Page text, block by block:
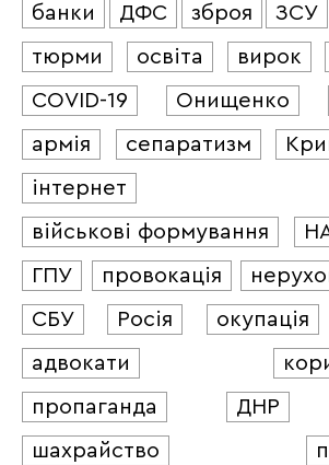
банки ДФС зброя ЗСУ
тюрми
освіта вирок
COVID-19
Онищенко
армія
сепаратизм
інтернет
військові формування
ГПУ
провокація
СБУ
Росія окупація
адвокати
пропаганда
ДНР
шахрайство